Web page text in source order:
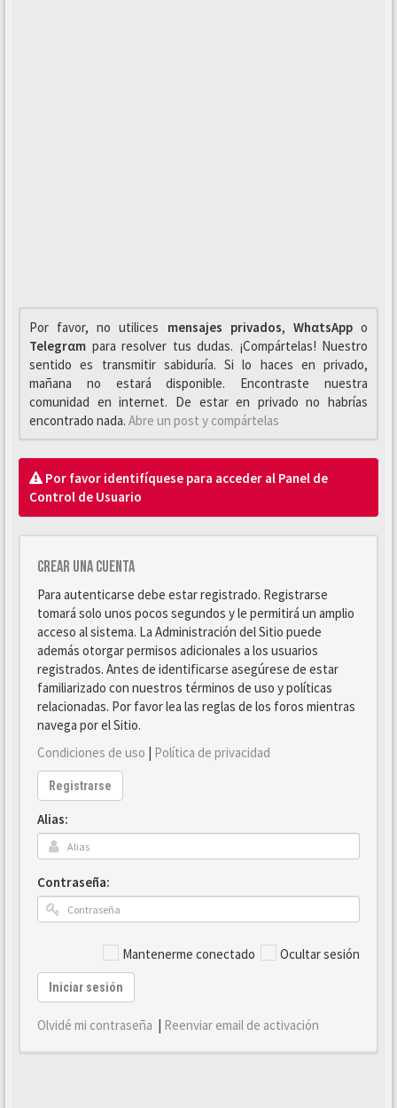
Por favor, no utilices mensajes privados, WhαtsAppo
Telegrαm para resolver tus dudas. ¡Compártelas! Nuestro
sentido es transmitir sabiduría. Si lo haces en privado,
mañana no estará disponible. Encontraste nuestra
comunidad en internet. De estar en privado no habrías
encontrado nada. Abre un post y compártelas
Por favor identifíquese para acceder al Panel de
Control de Usuario
Crear una cuenta
Para autenticarse debe estar registrado. Registrarse
tomará solo unos pocos segundos y le permitirá un amplio
acceso al sistema. La Administración del Sitio puede
además otorgar permisos adicionales a los usuarios
registrados. Antes de identificarse asegúrese de estar
familiarizado con nuestros términos de uso y políticas
relacionadas. Por favor lea las reglas de los foros mientras
navega por el Sitio.
Condiciones de uso | Política de privacidad
Registrarse
Alias:
Contraseña:
Mantenerme conectado Ocultar sesión
Iniciar sesión
Olvidé mi contraseña | Reenviar email de activación